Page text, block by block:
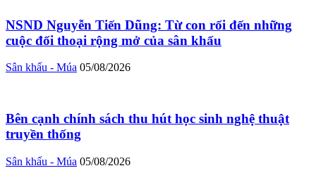
NSND Nguyễn Tiến Dũng: Từ con rối đến những
cuộc đối thoại rộng mở của sân khấu
Sân khấu - Múa 05/08/2026
Bên cạnh chính sách thu hút học sinh nghệ thuật
truyền thống
Sân khấu - Múa 05/08/2026